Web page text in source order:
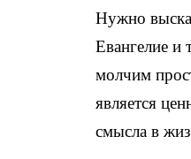
Нужно
Евангелие и
молчим
является
смысла в